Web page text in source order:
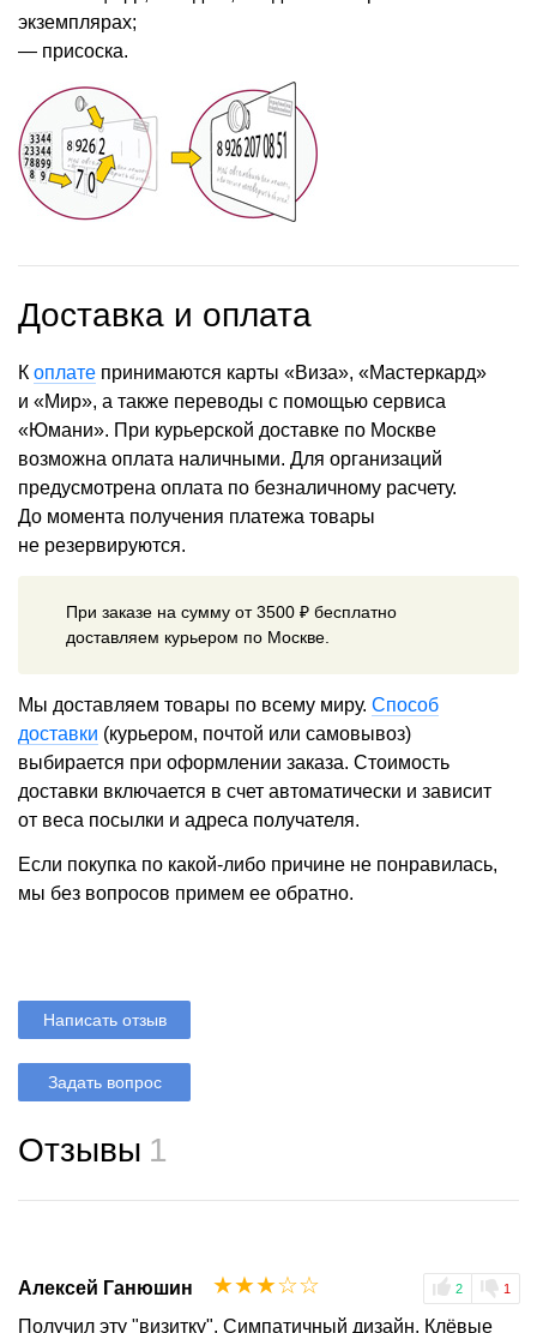
экземплярах;
— присоска.
Доставка и оплата
К оплате принимаются карты «Виза», «Мастеркард»
и «Мир», а также переводы с помощью сервиса
«Юмани». При курьерской доставке по Москве
возможна оплата наличными. Для организаций
предусмотрена оплата по безналичному расчету.
До момента получения платежа товары
не резервируются.
При заказе на сумму от 3500 ₽ бесплатно
доставляем курьером по Москве.
Мы доставляем товары по всему миру. Способ
доставки (курьером, почтой или самовывоз)
выбирается при оформлении заказа. Стоимость
доставки включается в счет автоматически и зависит
от веса посылки и адреса получателя.
Если покупка по какой-либо причине не понравилась,
мы без вопросов примем ее обратно.
Написать отзыв
Задать вопрос
Отзывы 1
Алексей Ганюшин 2 1
☆
☆
☆
☆
☆
Получил эту "визитку". Симпатичный дизайн. Клёвые